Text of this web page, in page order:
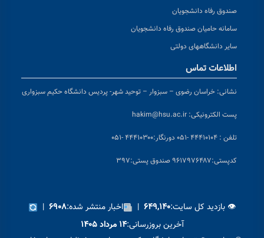
صندوق رفاه دانشجویان
سامانه حامیان صندوق رفاه دانشجویان
سایر دانشگاههای دولتی
اطلاعات تماس
نشانی: خراسان رضوی – سبزوار – توحید شهر- پردیس دانشگاه حکیم سبزواری
پست الکترونیکی: hakim@hsu.ac.ir
تلفن : ۴۴۴۱۰۱۰۴ -۰۵۱ دورنگار:۴۴۴۱۰۳۰۰ -۰۵۱
کدپستی:۹۶۱۷۹۷۶۴۸۷ صندوق پستی:۳۹۷
👁 بازدید کل سایت:۶۴۹,۱۴۰ | اخبار منتشر شده:۶۹۰۸ |
آخرین بروزرسانی:۱۴ مرداد ۱۴۰۵